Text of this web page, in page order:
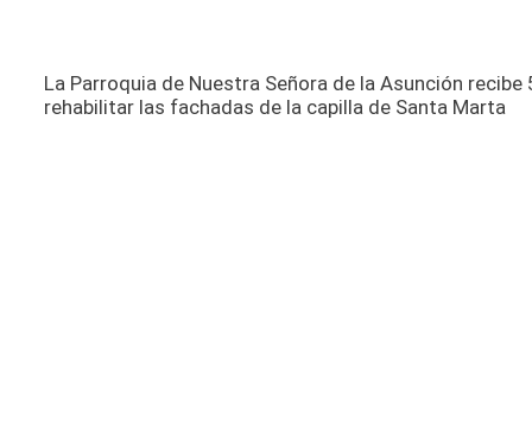
La Parroquia de Nuestra Señora de la Asunción
rehabilitar las fachadas de la capilla de Santa Marta